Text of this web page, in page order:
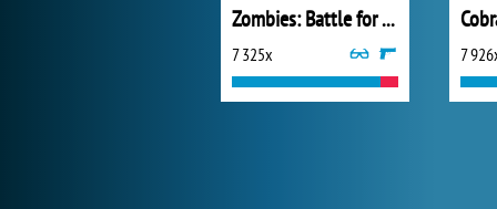
Zombies: Battle for Survival
7 325x 7